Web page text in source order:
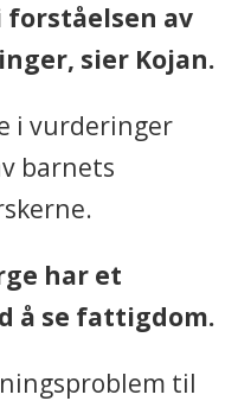
av
sier Kojan.
i vurderinger
barnets
har et
å se fattigdom.
til